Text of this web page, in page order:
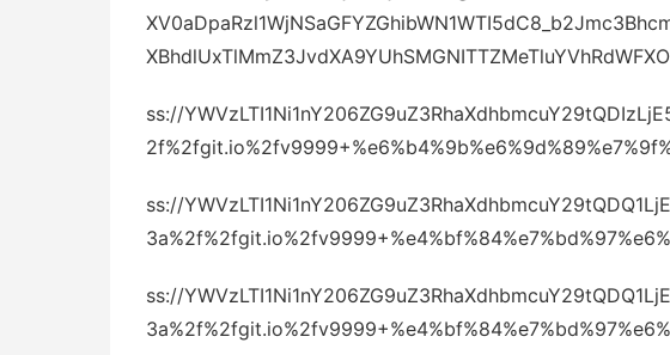
ss://
ss://
ss://